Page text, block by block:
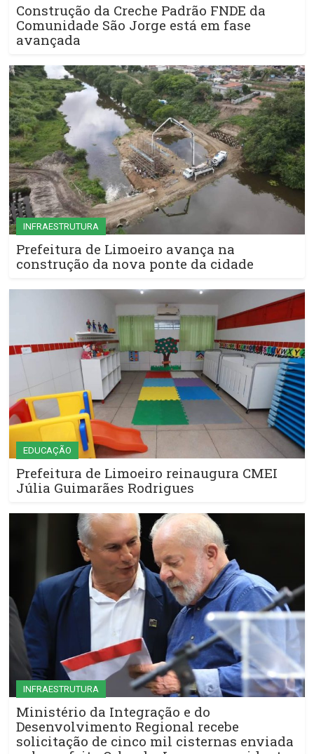
Construção da Creche Padrão FNDE da
Comunidade São Jorge está em fase
avançada
INFRAESTRUTURA
Prefeitura de Limoeiro avança na
construção da nova ponte da cidade
EDUCAÇÃO
Prefeitura de Limoeiro reinaugura CMEI
Júlia Guimarães Rodrigues
INFRAESTRUTURA
Ministério da Integração e do
Desenvolvimento Regional recebe
solicitação de cinco mil cisternas enviada